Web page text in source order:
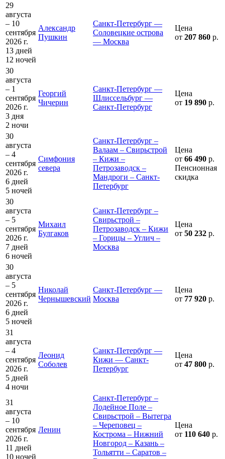
29
августа
– 10
сентября
2026 г.
13 дней
12 ночей
Александр
Пушкин
Санкт-Петербург —
Соловецкие острова
— Москва
Цена
от 207 860 р.
30
августа
– 1
сентября
2026 г.
3 дня
2 ночи
Георгий
Чичерин
Санкт-Петербург —
Шлиссельбург —
Санкт-Петербург
Цена
от 19 890 р.
30
августа
– 4
сентября
2026 г.
6 дней
5 ночей
Симфония
севера
Санкт-Петербург –
Валаам – Свирьстрой
– Кижи –
Петрозаводск –
Мандроги – Санкт-
Петербург
Цена
от 66 490 р.
Пенсионная
скидка
30
августа
– 5
сентября
2026 г.
7 дней
6 ночей
Михаил
Булгаков
Санкт-Петербург –
Свирьстрой –
Петрозаводск – Кижи
– Горицы – Углич –
Москва
Цена
от 50 232 р.
30
августа
– 5
сентября
2026 г.
6 дней
5 ночей
Николай
Чернышевский
Санкт-Петербург —
Москва
Цена
от 77 920 р.
31
августа
– 4
сентября
2026 г.
5 дней
4 ночи
Леонид
Соболев
Санкт-Петербург —
Кижи — Санкт-
Петербург
Цена
от 47 800 р.
31
августа
– 10
сентября
2026 г.
11 дней
10 ночей
Ленин
Санкт-Петербург –
Лодейное Поле –
Свирьстрой – Вытегра
– Череповец –
Кострома – Нижний
Новгород – Казань –
Тольятти – Саратов –
Цена
от 110 640 р.